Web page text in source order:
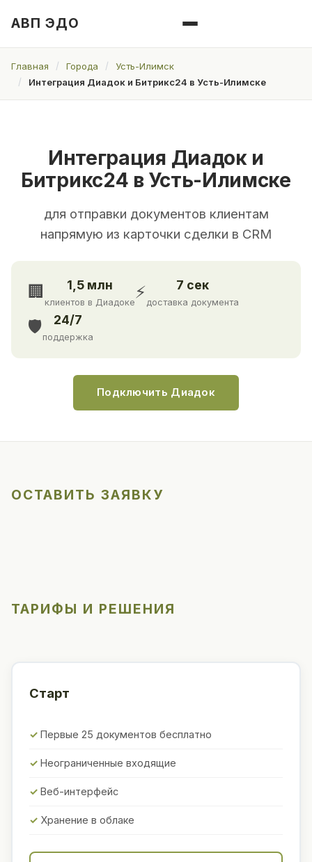
АВП ЭДО
Главная Города
Усть-Илимск
Интеграция Диадок и Битрикс24 в Усть-Илимске
Интеграция Диадок и
Битрикс24 в Усть-Илимске
для отправки документов клиентам
напрямую из карточки сделки в CRM
🏢 1,5 млн
клиентов в Диадоке
⚡ 7 сек
доставка документа
🛡️ 24/7
поддержка
Подключить Диадок
ОСТАВИТЬ ЗАЯВКУ
ТАРИФЫ И РЕШЕНИЯ
Старт
Первые 25 документов бесплатно
Неограниченные входящие
Веб-интерфейс
Хранение в облаке